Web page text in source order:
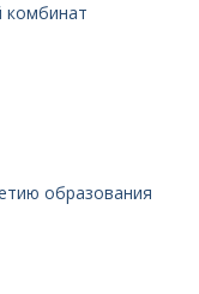
комбинат
образования